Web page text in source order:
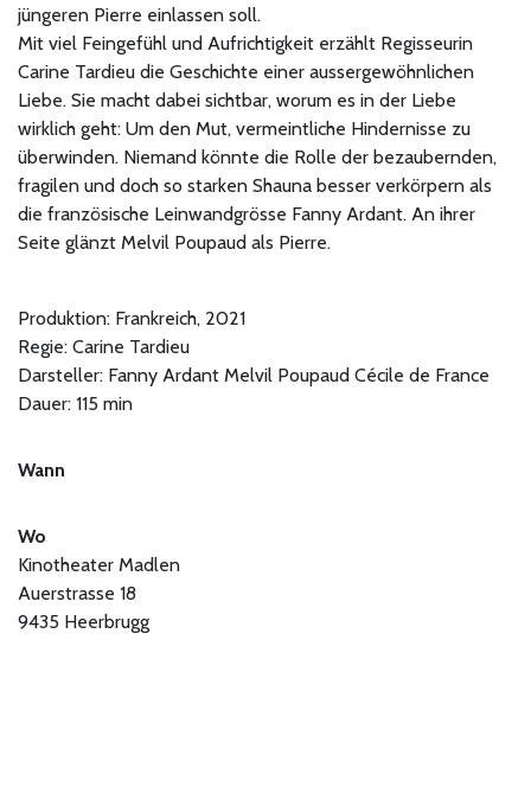
jüngeren Pierre einlassen soll.
Mit viel Feingefühl und Aufrichtigkeit erzählt Regisseurin
Carine Tardieu die Geschichte einer aussergewöhnlichen
Liebe. Sie macht dabei sichtbar, worum es in der Liebe
wirklich geht: Um den Mut, vermeintliche Hindernisse zu
überwinden. Niemand könnte die Rolle der bezaubernden,
fragilen und doch so starken Shauna besser verkörpern als
die französische Leinwandgrösse Fanny Ardant. An ihrer
Seite glänzt Melvil Poupaud als Pierre.
Produktion: Frankreich, 2021
Regie: Carine Tardieu
Darsteller: Fanny Ardant Melvil Poupaud Cécile de France
Dauer: 115 min
Wann
Wo
Kinotheater Madlen
Auerstrasse 18
9435 Heerbrugg